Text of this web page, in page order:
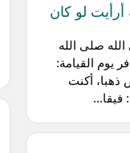
أرأيت لو كان
صلى الله
يوم القيامة:
ذهبا، أكنت
فيقا...